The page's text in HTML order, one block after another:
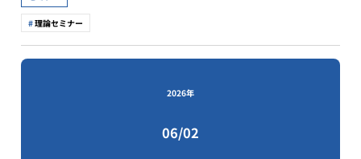
理論セミナー
2026年
06/02